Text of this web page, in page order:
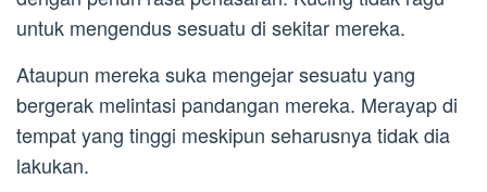
untuk mengendus sesuatu di sekitar mereka.
Ataupun mereka suka mengejar sesuatu yang
bergerak melintasi pandangan mereka. Merayap di
tempat yang tinggi meskipun seharusnya tidak dia
lakukan.